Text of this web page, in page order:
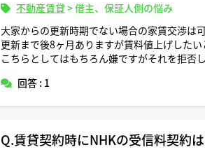
不動産賃貸 >借主、保証人側の悩み
大家からの更新時期でない場合の家賃交渉は
更新まで後8ヶ月ありますが賃料値上げしたい
こちらとしてはもちろん嫌ですがそれを拒否
回答 : 1
Q.賃貸契約時にNHKの受信料契約